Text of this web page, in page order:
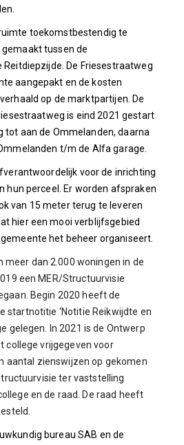
toekomstbestendig te
tussen de
Reitdiepzijde. De Friesestraatweg
aangepakt en de kosten
op de marktpartijen. De
is eind 2021 gestart
tot aan de Ommelanden, daarna
t/m de Alfa garage.
voor de inrichting
hun perceel. Er worden afspraken
van 15 meter terug te leveren
hier een mooi verblijfsgebied
het beheer organiseert.
meer dan 2.000 woningen in de
een MER/Structuurvisie
Begin 2020 heeft de
startnotitie ‘Notitie Reikwijdte en
gelegen. In 2021 is de Ontwerp
college vrijgegeven voor
aantal zienswijzen op gekomen
ter vaststelling
en de raad. De raad heeft
bureau SAB en de